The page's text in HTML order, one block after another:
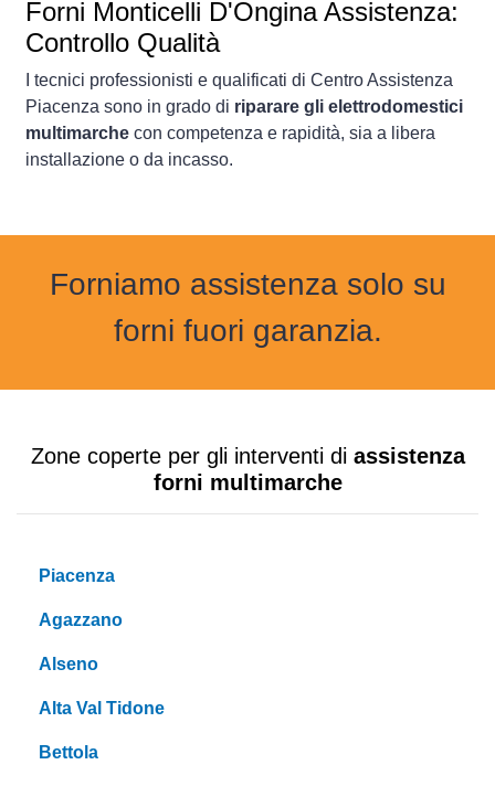
Forni Monticelli D'Ongina Assistenza:
Controllo Qualità
I tecnici professionisti e qualificati di Centro Assistenza
Piacenza sono in grado di riparare gli elettrodomestici
multimarche con competenza e rapidità, sia a libera
installazione o da incasso.
Forniamo assistenza solo su
forni fuori garanzia.
Zone coperte per gli interventi di assistenza
forni multimarche
Piacenza
Agazzano
Alseno
Alta Val Tidone
Bettola